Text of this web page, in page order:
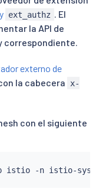
ext_authz
. El
la API de
correspondiente.
externo de
la cabecera
x-
con el siguiente